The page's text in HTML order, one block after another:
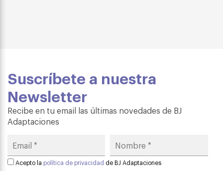
Suscríbete a nuestra
Newsletter
Recibe en tu email las últimas novedades de BJ
Adaptaciones
Acepto la política de privacidad de BJ Adaptaciones